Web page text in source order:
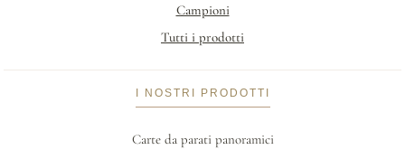
Campioni
Tutti i prodotti
I NOSTRI PRODOTTI
Carte da parati panoramici